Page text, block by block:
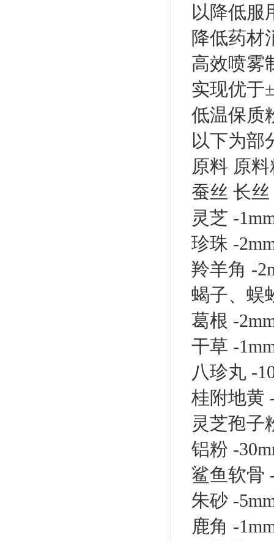
以降低服
降低药材
高效喷雾
实现优于
低温保质
以下为部
原料 原
蚕丝 长丝
灵芝 -
珍珠 -
羚羊角 -
蝎子、蜈
葛根 -
干草 -
八珍丸 -
桂附地黄
灵芝孢子
铝粉 -
鲨鱼软骨
朱砂 -
鹿角 -